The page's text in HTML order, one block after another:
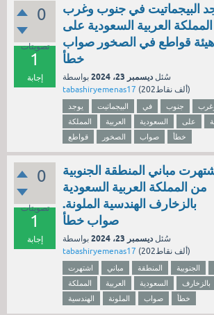
0
تصويتات
1
إجابة
البيجماتيت في جنوب وغرب
المملكة العربية السعودية على
هيئة قواطع في الصخور صواب
خطأ
سُئل ديسمبر 23، 2024
بواسطة
tabashiryemenas17 ( 202ألفنقاط)
يوجد البيجماتيت في جنوب
المملكة
العربية السعودية على
قواطع
الصخور صواب خطأ
0
تصويتات
1
إجابة
مباني المنطقة الجنوبية
من المملكة العربية السعودية
بالزخارف الهندسية الملونة.
صواب خطأ
سُئل ديسمبر 23، 2024
بواسطة
tabashiryemenas17 ( 202ألفنقاط)
اشتهرت مباني المنطقة الجنوبية
المملكة
العربية السعودية
بالزخارف
الهندسية
الملونة صواب خطأ